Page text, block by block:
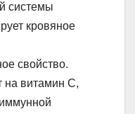
системы
кровяное
свойство.
на витамин C,
иммунной